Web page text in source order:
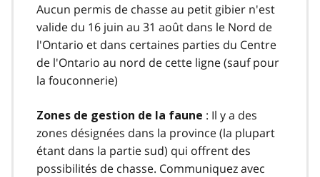
Aucun permis de chasse au petit gibier n'est
valide du 16 juin au 31 août dans le Nord de
l'Ontario et dans certaines parties du Centre
de l'Ontario au nord de cette ligne (sauf pour
la fouconnerie)
Zones de gestion de la faune : Il y a des
zones désignées dans la province (la plupart
étant dans la partie sud) qui offrent des
possibilités de chasse. Communiquez avec